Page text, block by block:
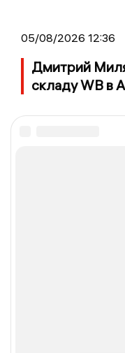
05/08/2026 12:36
Дмитрий
складу WB в